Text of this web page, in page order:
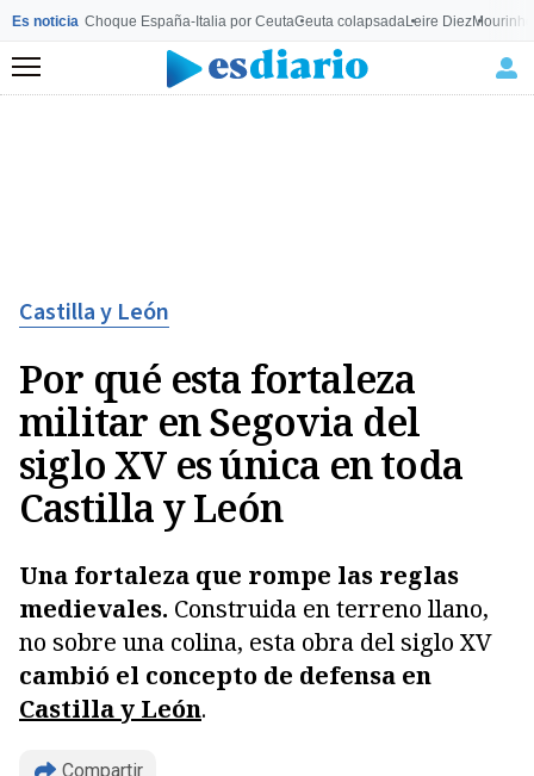
Es noticia Choque España-Italia por CeutaCeuta colapsadaLeire Diez
Menú
Castilla y León
Por qué esta fortaleza
militar en Segovia del
siglo XV es única en toda
Castilla y León
Una fortaleza que rompe las reglas
medievales. Construida en terreno llano,
no sobre una colina, esta obra del siglo XV
cambió el concepto de defensa en
Castilla y León.
Compartir